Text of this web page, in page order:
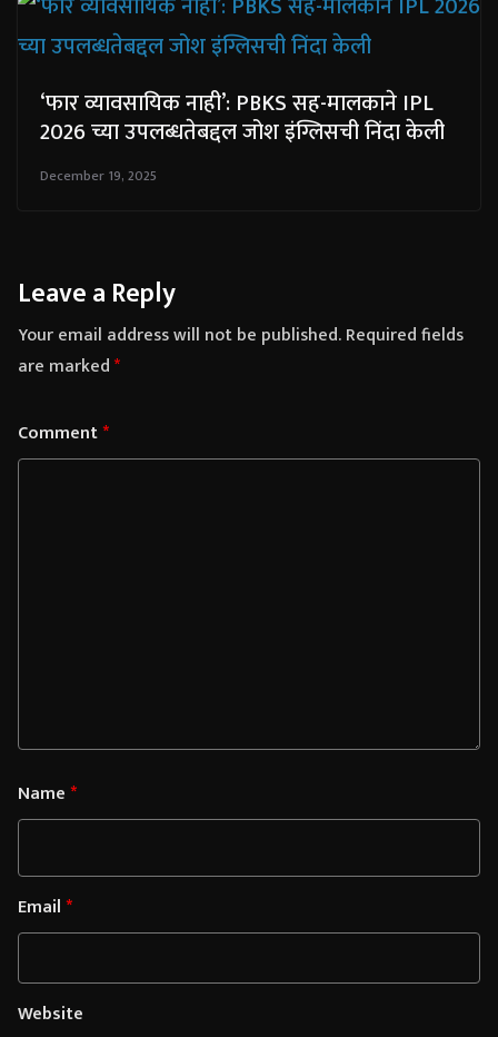
‘फार व्यावसायिक नाही’: PBKS सह-मालकाने IPL
2026 च्या उपलब्धतेबद्दल जोश इंग्लिसची निंदा केली
December 19, 2025
Leave a Reply
Your email address will not be published.Required fields
are marked*
Comment*
Name*
Email*
Website